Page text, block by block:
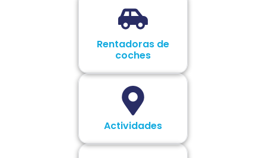
Rentadoras de
coches
Actividades